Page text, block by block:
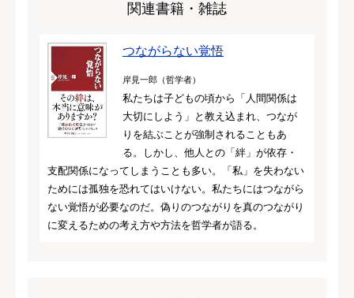
関連書籍・雑誌
つながらない覚悟
岸見一郎（哲学者）
私たちは子どもの頃から「人間関係は
大切にしよう」と教え込まれ、つなが
りを結ぶことが強制されることもあ
る。しかし、他人との「絆」が依存・
支配関係になってしまうことも多い。「私」を失わない
ためには孤独を恐れてはいけない。私たちにはつながら
ない覚悟が必要なのだ。偽りのつながりを真のつながり
に変えるための考え方や方法を哲学者が語る。